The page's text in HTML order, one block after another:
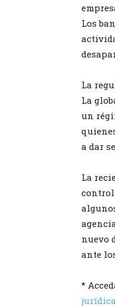
Los
La
La
un
a dar
La
control
nuevo
ante
*